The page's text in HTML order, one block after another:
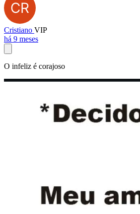
Cristiano VIP
há 9 meses
O infeliz é corajoso